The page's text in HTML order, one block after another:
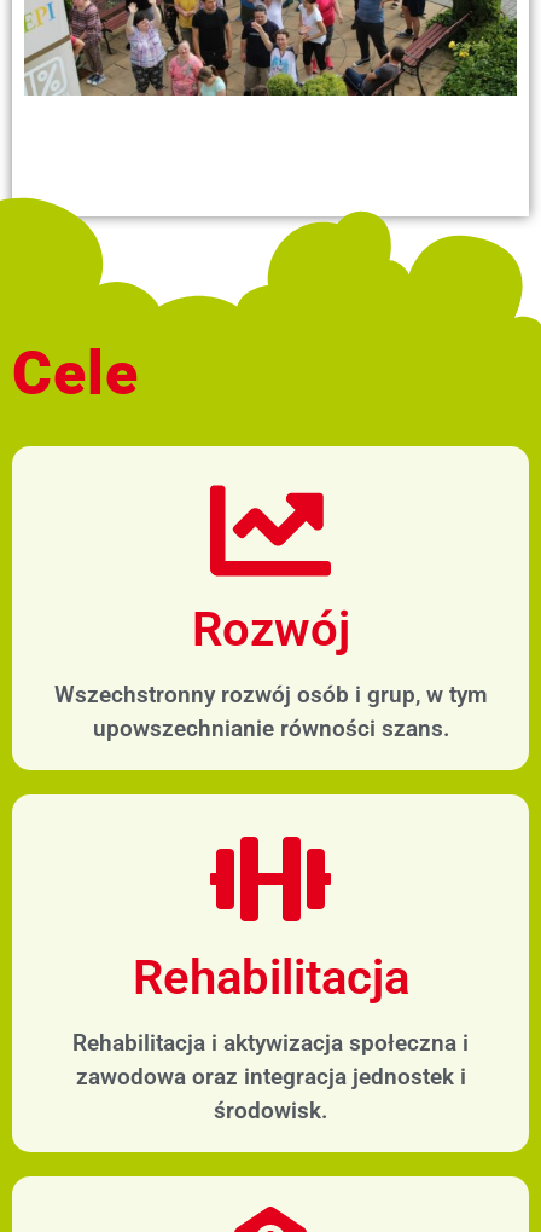
Cele
Rozwój
Wszechstronny rozwój osób i grup, w tym
upowszechnianie równości szans.
Rehabilitacja
Rehabilitacja i aktywizacja społeczna i
zawodowa oraz integracja jednostek i
środowisk.